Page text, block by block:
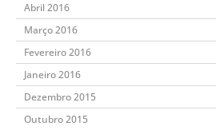
Abril 2016
Março 2016
Fevereiro 2016
Janeiro 2016
Dezembro 2015
Outubro 2015